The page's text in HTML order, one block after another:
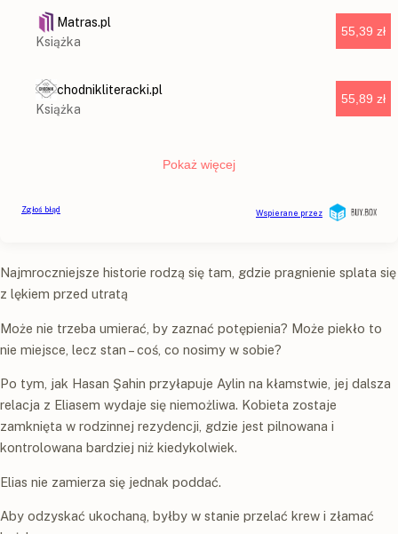
Najmroczniejsze historie rodzą się tam, gdzie pragnienie splata się
z lękiem przed utratą
Może nie trzeba umierać, by zaznać potępienia? Może piekło to
nie miejsce, lecz stan – coś, co nosimy w sobie?
Po tym, jak Hasan Şahin przyłapuje Aylin na kłamstwie, jej dalsza
relacja z Eliasem wydaje się niemożliwa. Kobieta zostaje
zamknięta w rodzinnej rezydencji, gdzie jest pilnowana i
kontrolowana bardziej niż kiedykolwiek.
Elias nie zamierza się jednak poddać.
Aby odzyskać ukochaną, byłby w stanie przelać krew i złamać